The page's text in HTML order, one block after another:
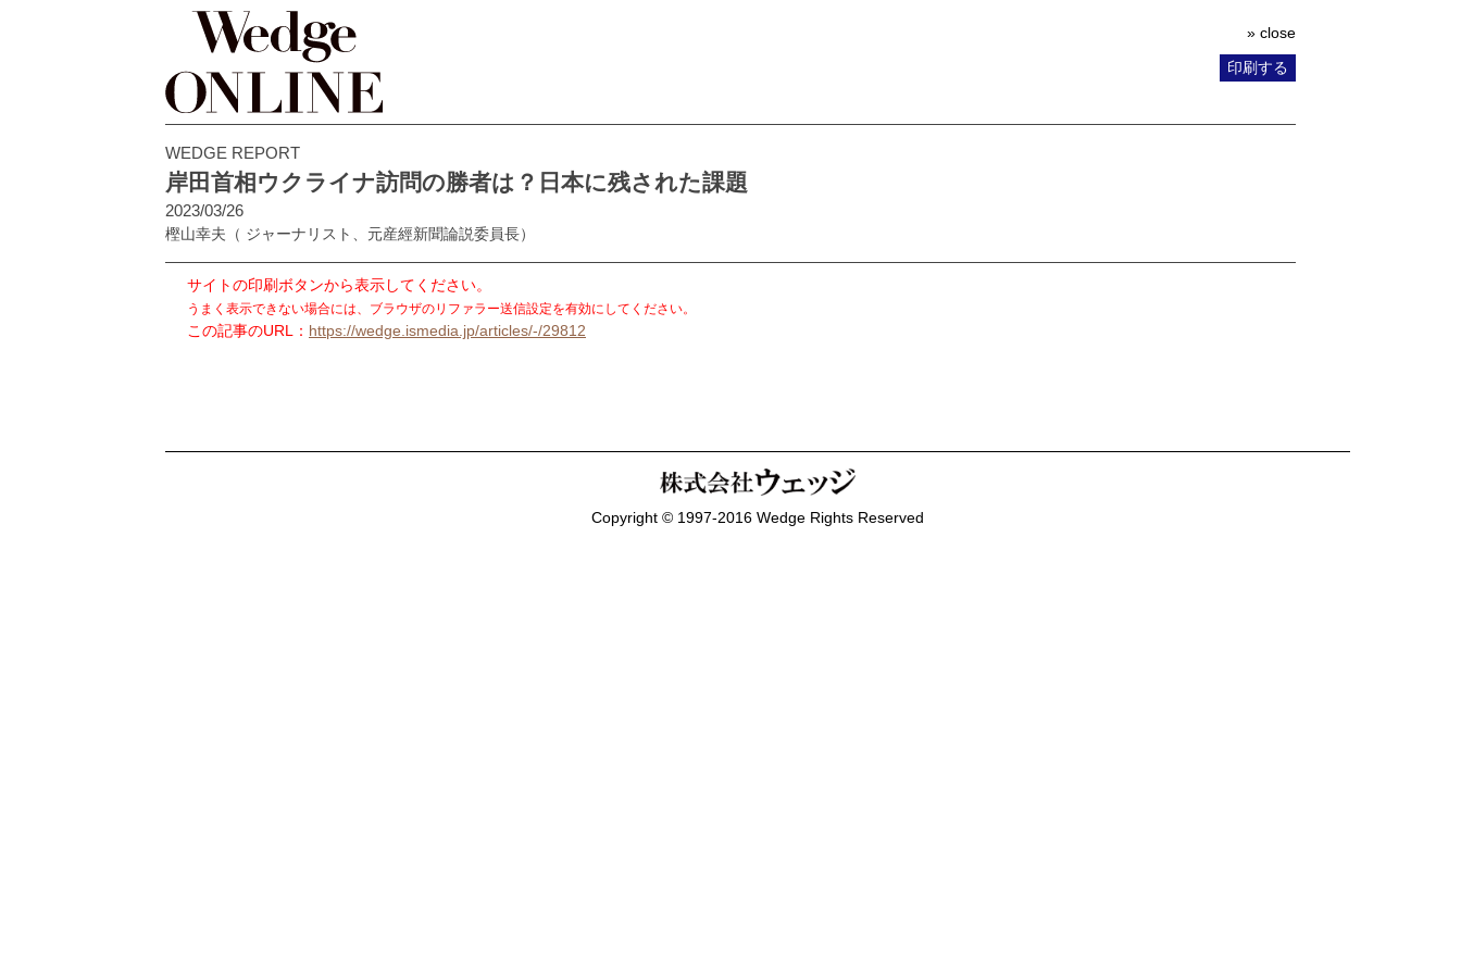
» close
印刷する
WEDGE REPORT
岸田首相ウクライナ訪問の勝者は？日本に残された課題
2023/03/26
樫山幸夫 （ ジャーナリスト、元産經新聞論説委員長）
サイトの印刷ボタンから表示してください。
うまく表示できない場合には、ブラウザのリファラー送信設定を有効にしてください。
この記事のURL： https://wedge.ismedia.jp/articles/-/29812
Copyright © 1997-2016 Wedge Rights Reserved